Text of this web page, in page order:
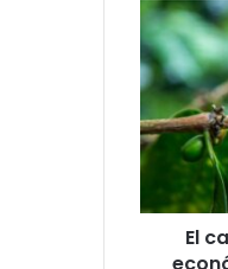
El
café
se
consolida
como
motor
económico
Honduras
generar
El